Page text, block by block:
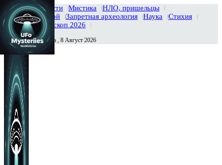
Главная Новости Мистика
НЛО, пришельцы
Тайны вселенной
Запретная археология Наука
Стихия
История
Гороскоп 2026
Сегодня Суббота , 8 Август 2026